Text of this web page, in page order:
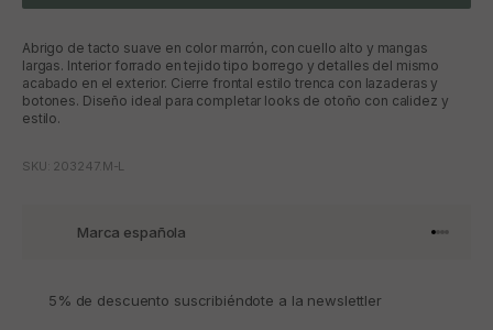
Abrigo de tacto suave en color marrón, con cuello alto y mangas
largas. Interior forrado en tejido tipo borrego y detalles del mismo
acabado en el exterior. Cierre frontal estilo trenca con lazaderas y
botones. Diseño ideal para completar looks de otoño con calidez y
estilo.
SKU: 203247.M-L
Marca española Ir al
Ir al
Ir al
Ir al
5% de descuento suscribiéndote a la newslettler